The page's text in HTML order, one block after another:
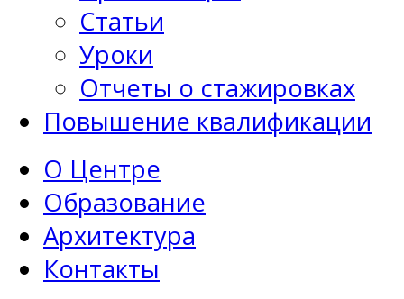
Статьи
Уроки
Отчеты о стажировках
Повышение квалификации
О Центре
Образование
Архитектура
Контакты